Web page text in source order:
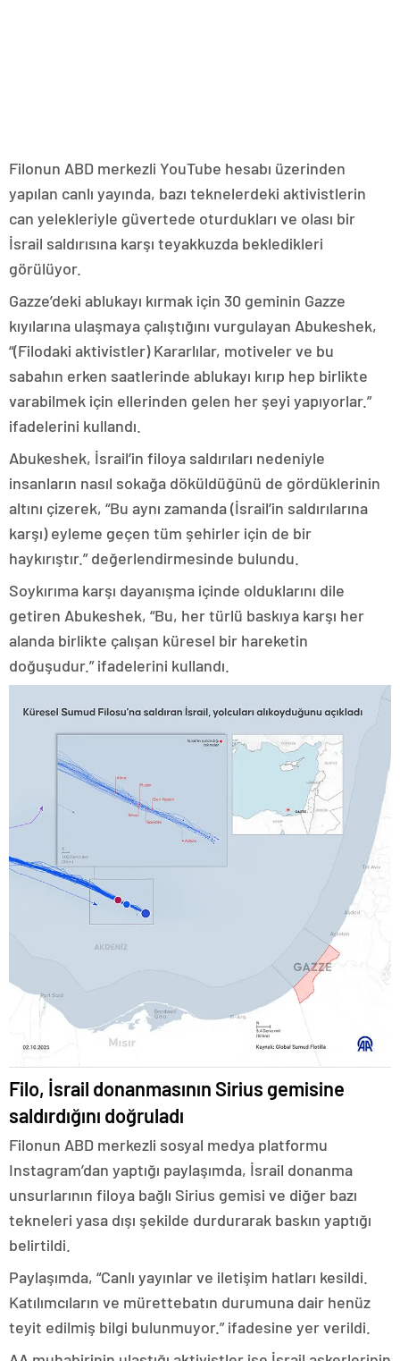
Filonun ABD merkezli YouTube hesabı üzerinden
yapılan canlı yayında, bazı teknelerdeki aktivistlerin
can yelekleriyle güvertede oturdukları ve olası bir
İsrail saldırısına karşı teyakkuzda bekledikleri
görülüyor.
Gazze’deki ablukayı kırmak için 30 geminin Gazze
kıyılarına ulaşmaya çalıştığını vurgulayan Abukeshek,
“(Filodaki aktivistler) Kararlılar, motiveler ve bu
sabahın erken saatlerinde ablukayı kırıp hep birlikte
varabilmek için ellerinden gelen her şeyi yapıyorlar.”
ifadelerini kullandı.
Abukeshek, İsrail’in filoya saldırıları nedeniyle
insanların nasıl sokağa döküldüğünü de gördüklerinin
altını çizerek, “Bu aynı zamanda (İsrail’in saldırılarına
karşı) eyleme geçen tüm şehirler için de bir
haykırıştır.” değerlendirmesinde bulundu.
Soykırıma karşı dayanışma içinde olduklarını dile
getiren Abukeshek, “Bu, her türlü baskıya karşı her
alanda birlikte çalışan küresel bir hareketin
doğuşudur.” ifadelerini kullandı.
Filo, İsrail donanmasının Sirius gemisine
saldırdığını doğruladı
Filonun ABD merkezli sosyal medya platformu
Instagram’dan yaptığı paylaşımda, İsrail donanma
unsurlarının filoya bağlı Sirius gemisi ve diğer bazı
tekneleri yasa dışı şekilde durdurarak baskın yaptığı
belirtildi.
Paylaşımda, “Canlı yayınlar ve iletişim hatları kesildi.
Katılımcıların ve mürettebatın durumuna dair henüz
teyit edilmiş bilgi bulunmuyor.” ifadesine yer verildi.